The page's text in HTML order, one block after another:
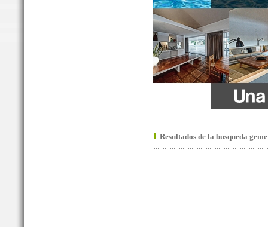
Resultados de la busqueda